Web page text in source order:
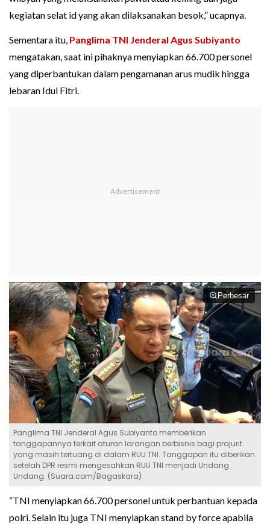
kegiatan selat id yang akan dilaksanakan besok,” ucapnya.
Sementara itu, Panglima TNI Jenderal Agus Subiyanto
mengatakan, saat ini pihaknya menyiapkan 66.700 personel
yang diperbantukan dalam pengamanan arus mudik hingga
lebaran Idul Fitri.
Perbesar
Panglima TNI Jenderal Agus Subiyanto memberikan
tanggapannya terkait aturan larangan berbisnis bagi prajurit
yang masih tertuang di dalam RUU TNI. Tanggapan itu diberikan
setelah DPR resmi mengesahkan RUU TNI menjadi Undang
Undang. (Suara.com/Bagaskara)
“TNI menyiapkan 66.700 personel untuk perbantuan kepada
polri. Selain itu juga TNI menyiapkan stand by force apabila